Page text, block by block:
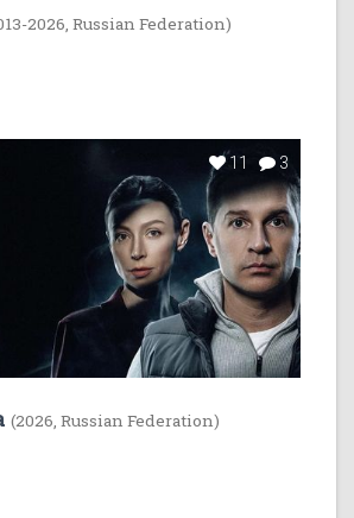
2026, Russian Federation)
11 3
(2026, Russian Federation)